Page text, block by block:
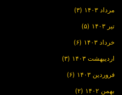
مرداد ۱۴۰۳ (۳)
تیر ۱۴۰۳ (۵)
خرداد ۱۴۰۳ (۶)
اردیبهشت ۱۴۰۳ (۳)
فروردین ۱۴۰۳ (۶)
بهمن ۱۴۰۲ (۲)